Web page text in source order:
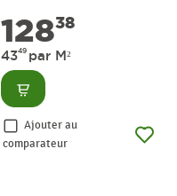
12838
4349 par M²
Consulter
Ajouter au
comparateur